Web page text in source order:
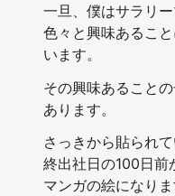
一旦、僕はサラリ
色々と興味あるこ
います。
その興味あること
あります。
さっきから貼られ
終出社日の100日前
マンガの絵になりま